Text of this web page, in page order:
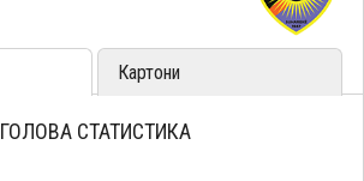
Картони
ГОЛОВА СТАТИСТИКА